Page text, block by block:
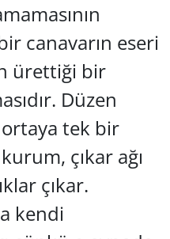
canavarın eseri
ürettiği bir
Düzen
ortaya tek bir
çıkar ağı
çıkar.
kendi